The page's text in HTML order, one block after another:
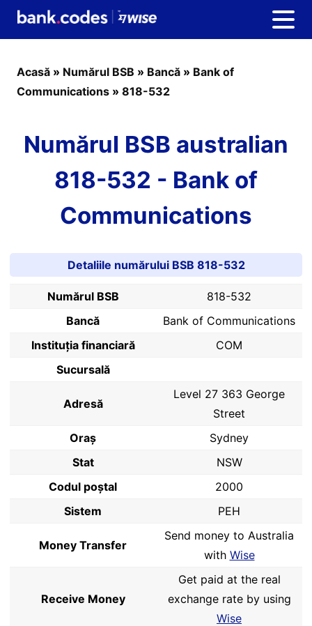
Acasă » Numărul BSB » Bancă » Bank of
Communications » 818-532
Numărul BSB australian
818-532 - Bank of
Communications
Detaliile numărului BSB 818-532
Numărul BSB
818-532
Bancă
Bank of Communications
Instituția financiară
COM
Sucursală
Adresă
Level 27 363 George
Street
Oraș
Sydney
Stat
NSW
Codul poştal
2000
Sistem
PEH
Money Transfer
Send money to Australia
with Wise
Receive Money
Get paid at the real
exchange rate by using
Wise